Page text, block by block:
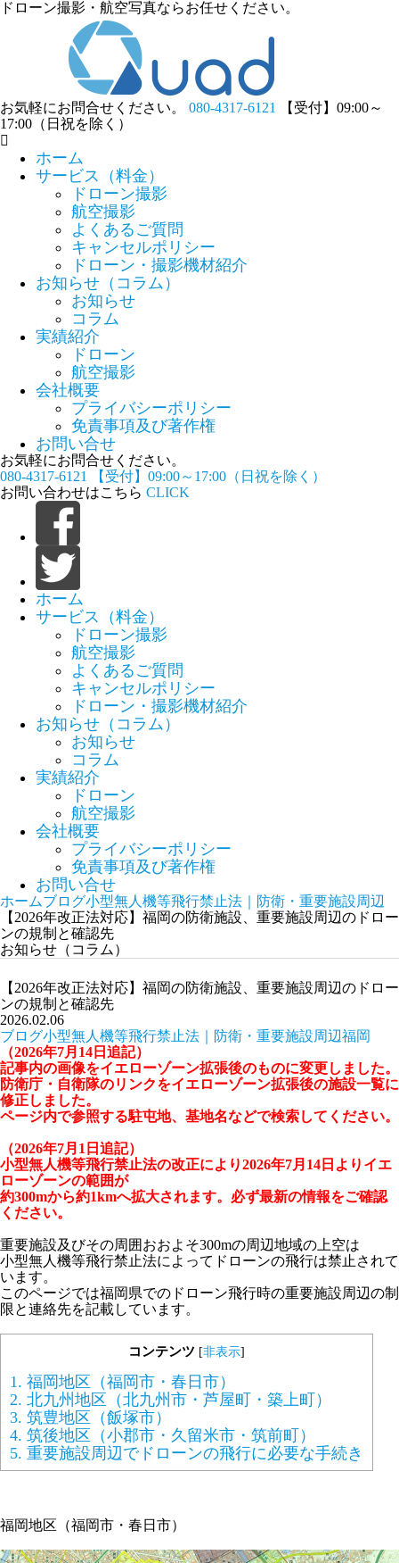
ドローン撮影・航空写真ならお任せください。
お気軽にお問合せください。 080-4317-6121
【受付】09:00～
17:00（日祝を除く）
ホーム
サービス（料金）
ドローン撮影
航空撮影
よくあるご質問
キャンセルポリシー
ドローン・撮影機材紹介
お知らせ（コラム）
お知らせ
コラム
実績紹介
ドローン
航空撮影
会社概要
プライバシーポリシー
免責事項及び著作権
お問い合せ
お気軽にお問合せください。
080-4317-6121
【受付】09:00～17:00（日祝を除く）
お問い合わせはこちら CLICK
ホーム
サービス（料金）
ドローン撮影
航空撮影
よくあるご質問
キャンセルポリシー
ドローン・撮影機材紹介
お知らせ（コラム）
お知らせ
コラム
実績紹介
ドローン
航空撮影
会社概要
プライバシーポリシー
免責事項及び著作権
お問い合せ
ホームブログ小型無人機等飛行禁止法｜防衛・重要施設周辺
【2026年改正法対応】福岡の防衛施設、重要施設周辺のドロー
ンの規制と確認先
お知らせ（コラム）
【2026年改正法対応】福岡の防衛施設、重要施設周辺のドロー
ンの規制と確認先
2026.02.06
ブログ小型無人機等飛行禁止法｜防衛・重要施設周辺福岡
（2026年7月14日追記）
記事内の画像をイエローゾーン拡張後のものに変更しました。
防衛庁・自衛隊のリンクをイエローゾーン拡張後の施設一覧に
修正しました。
ページ内で参照する駐屯地、基地名などで検索してください。
（2026年7月1日追記）
小型無人機等飛行禁止法の改正により2026年7月14日よりイエ
ローゾーンの範囲が
約300mから約1kmへ拡大されます。必ず最新の情報をご確認
ください。
重要施設及びその周囲おおよそ300mの周辺地域の上空は
小型無人機等飛行禁止法によってドローンの飛行は禁止されて
います。
このページでは福岡県でのドローン飛行時の重要施設周辺の制
限と連絡先を記載しています。
コンテンツ [非表示]
1. 福岡地区（福岡市・春日市）
2. 北九州地区（北九州市・芦屋町・築上町）
3. 筑豊地区（飯塚市）
4. 筑後地区（小郡市・久留米市・筑前町）
5. 重要施設周辺でドローンの飛行に必要な手続き
福岡地区（福岡市・春日市）